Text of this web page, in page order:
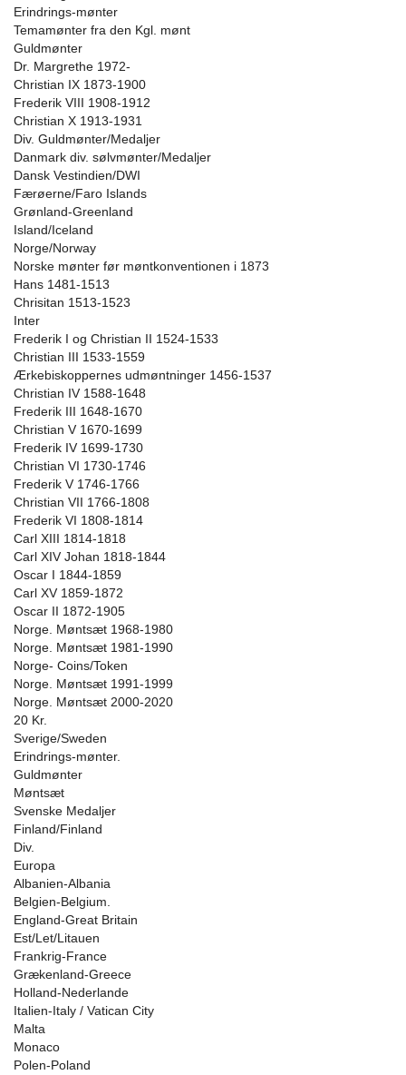
Erindrings-mønter
Temamønter fra den Kgl. mønt
Guldmønter
Dr. Margrethe 1972-
Christian IX 1873-1900
Frederik VIII 1908-1912
Christian X 1913-1931
Div. Guldmønter/Medaljer
Danmark div. sølvmønter/Medaljer
Dansk Vestindien/DWI
Færøerne/Faro Islands
Grønland-Greenland
Island/Iceland
Norge/Norway
Norske mønter før møntkonventionen i 1873
Hans 1481-1513
Chrisitan 1513-1523
Inter
Frederik I og Christian II 1524-1533
Christian III 1533-1559
Ærkebiskoppernes udmøntninger 1456-1537
Christian IV 1588-1648
Frederik III 1648-1670
Christian V 1670-1699
Frederik IV 1699-1730
Christian VI 1730-1746
Frederik V 1746-1766
Christian VII 1766-1808
Frederik VI 1808-1814
Carl XIII 1814-1818
Carl XIV Johan 1818-1844
Oscar I 1844-1859
Carl XV 1859-1872
Oscar II 1872-1905
Norge. Møntsæt 1968-1980
Norge. Møntsæt 1981-1990
Norge- Coins/Token
Norge. Møntsæt 1991-1999
Norge. Møntsæt 2000-2020
20 Kr.
Sverige/Sweden
Erindrings-mønter.
Guldmønter
Møntsæt
Svenske Medaljer
Finland/Finland
Div.
Europa
Albanien-Albania
Belgien-Belgium.
England-Great Britain
Est/Let/Litauen
Frankrig-France
Grækenland-Greece
Holland-Nederlande
Italien-Italy / Vatican City
Malta
Monaco
Polen-Poland